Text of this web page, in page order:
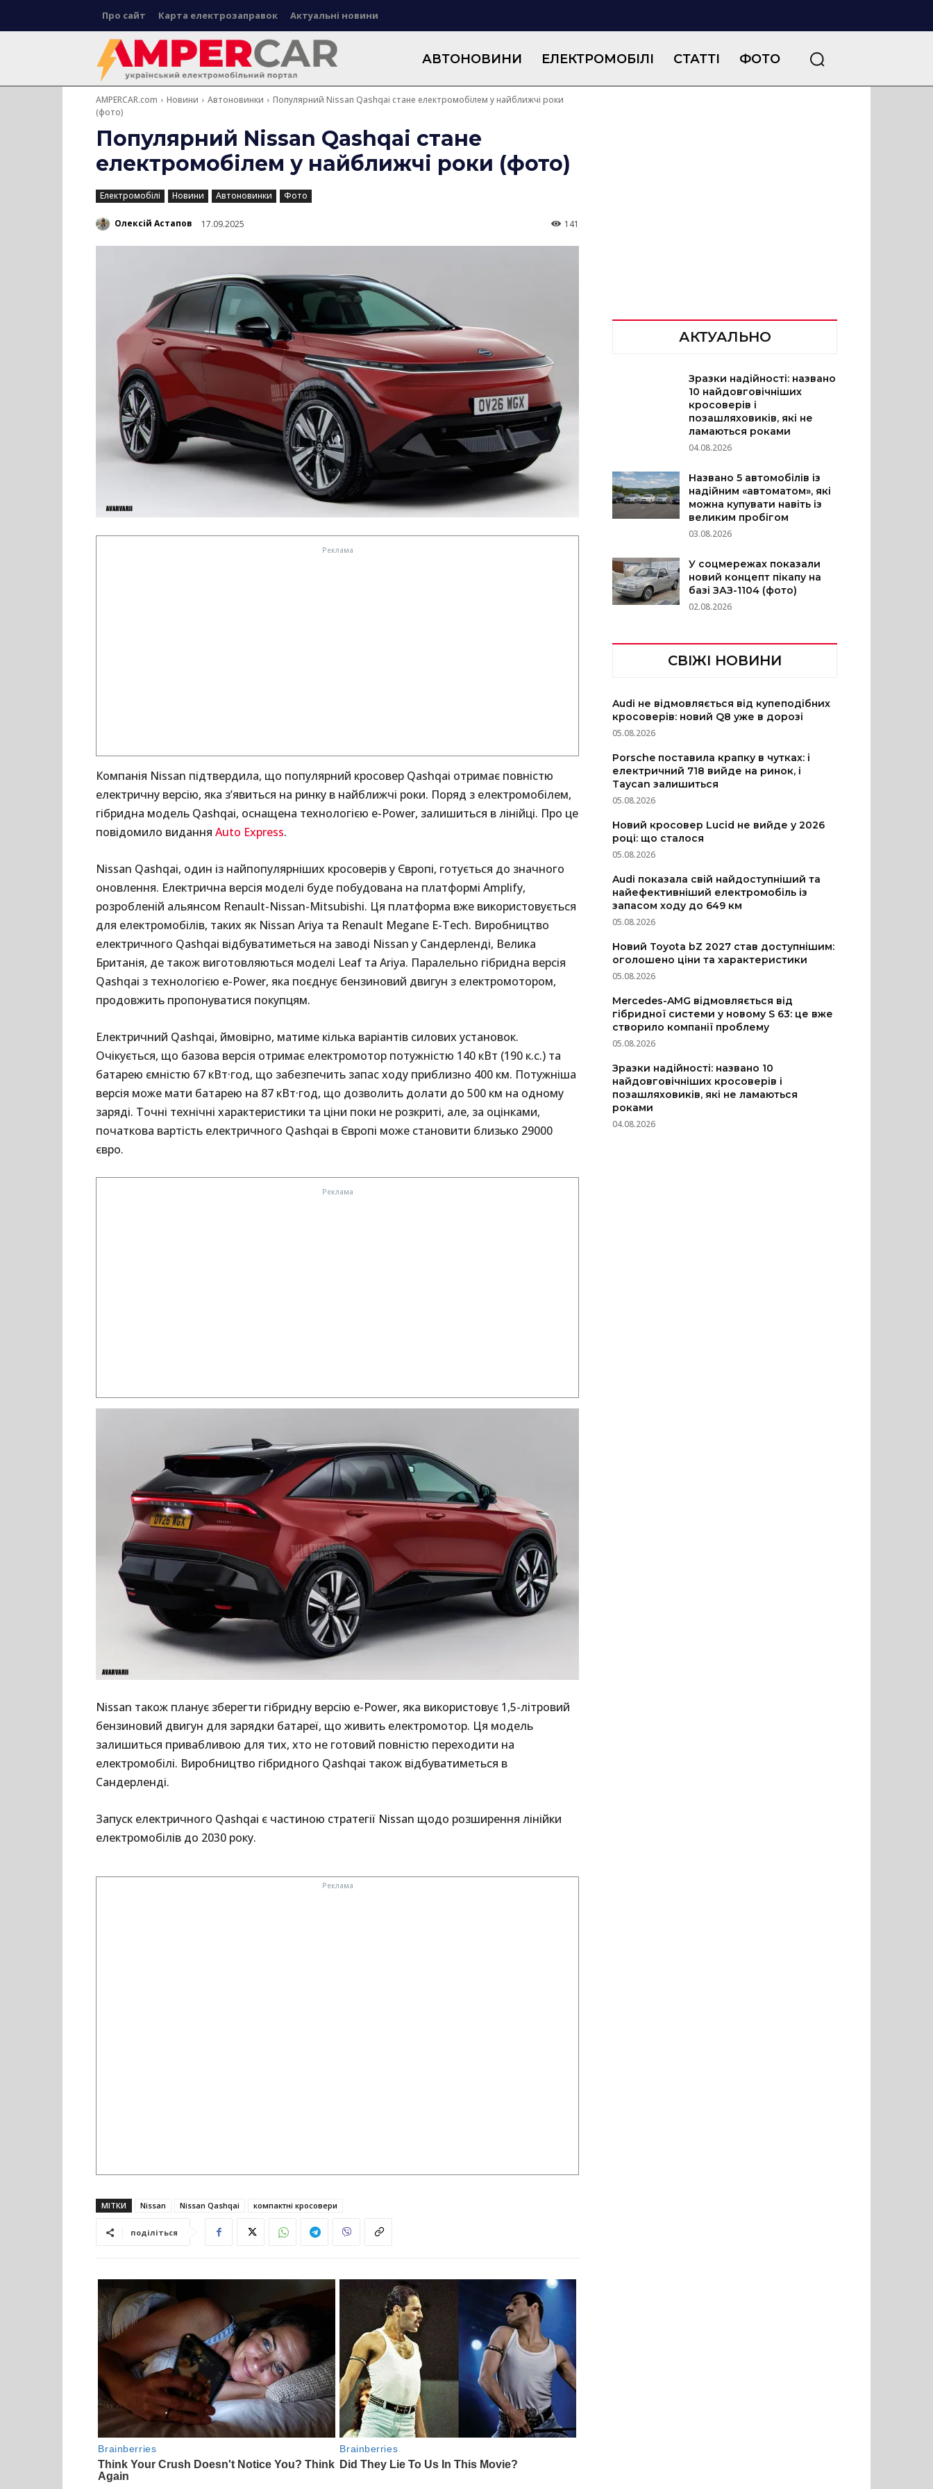
Про сайт Карта електрозаправок Актуальні новини
АВТОНОВИНИ ЕЛЕКТРОМОБІЛІ СТАТТІ ФОТО
AMPERCAR.com Новини Автоновинки
Популярний Nissan Qashqai стане електромобілем у найближчі роки
(фото)
Популярний Nissan Qashqai стане
електромобілем у найближчі роки (фото)
Електромобілі Новини Автоновинки Фото
Олексій Астапов 17.09.2025 141
Компанія Nissan підтвердила, що популярний кросовер Qashqai отримає повністю
електричну версію, яка з’явиться на ринку в найближчі роки. Поряд з електромобілем,
гібридна модель Qashqai, оснащена технологією e-Power, залишиться в лінійці. Про це
повідомило видання Auto Express.
Nissan Qashqai, один із найпопулярніших кросоверів у Європі, готується до значного
оновлення. Електрична версія моделі буде побудована на платформі Amplify,
розробленій альянсом Renault-Nissan-Mitsubishi. Ця платформа вже використовується
для електромобілів, таких як Nissan Ariya та Renault Megane E-Tech. Виробництво
електричного Qashqai відбуватиметься на заводі Nissan у Сандерленді, Велика
Британія, де також виготовляються моделі Leaf та Ariya. Паралельно гібридна версія
Qashqai з технологією e-Power, яка поєднує бензиновий двигун з електромотором,
продовжить пропонуватися покупцям.
Електричний Qashqai, ймовірно, матиме кілька варіантів силових установок.
Очікується, що базова версія отримає електромотор потужністю 140 кВт (190 к.с.) та
батарею ємністю 67 кВт·год, що забезпечить запас ходу приблизно 400 км. Потужніша
версія може мати батарею на 87 кВт·год, що дозволить долати до 500 км на одному
заряді. Точні технічні характеристики та ціни поки не розкриті, але, за оцінками,
початкова вартість електричного Qashqai в Європі може становити близько 29000
євро.
Nissan також планує зберегти гібридну версію e-Power, яка використовує 1,5-літровий
бензиновий двигун для зарядки батареї, що живить електромотор. Ця модель
залишиться привабливою для тих, хто не готовий повністю переходити на
електромобілі. Виробництво гібридного Qashqai також відбуватиметься в
Сандерленді.
Запуск електричного Qashqai є частиною стратегії Nissan щодо розширення лінійки
електромобілів до 2030 року.
МІТКИ Nissan Nissan Qashqai компактні кросовери
поділіться
АКТУАЛЬНО
Зразки надійності: названо
10 найдовговічніших
кросоверів і
позашляховиків, які не
ламаються роками
04.08.2026
Названо 5 автомобілів із
надійним «автоматом», які
можна купувати навіть із
великим пробігом
03.08.2026
У соцмережах показали
новий концепт пікапу на
базі ЗАЗ-1104 (фото)
02.08.2026
СВІЖІ НОВИНИ
Audi не відмовляється від купеподібних
кросоверів: новий Q8 уже в дорозі
05.08.2026
Porsche поставила крапку в чутках: і
електричний 718 вийде на ринок, і
Taycan залишиться
05.08.2026
Новий кросовер Lucid не вийде у 2026
році: що сталося
05.08.2026
Audi показала свій найдоступніший та
найефективніший електромобіль із
запасом ходу до 649 км
05.08.2026
Новий Toyota bZ 2027 став доступнішим:
оголошено ціни та характеристики
05.08.2026
Mercedes-AMG відмовляється від
гібридної системи у новому S 63: це вже
створило компанії проблему
05.08.2026
Зразки надійності: названо 10
найдовговічніших кросоверів і
позашляховиків, які не ламаються
роками
04.08.2026